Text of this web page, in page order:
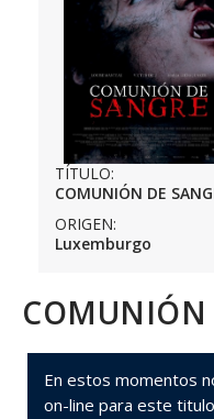
TÍTULO:
COMUNIÓN DE
ORIGEN:
Luxemburgo
COMUNIÓN
En estos momentos
on-line para este